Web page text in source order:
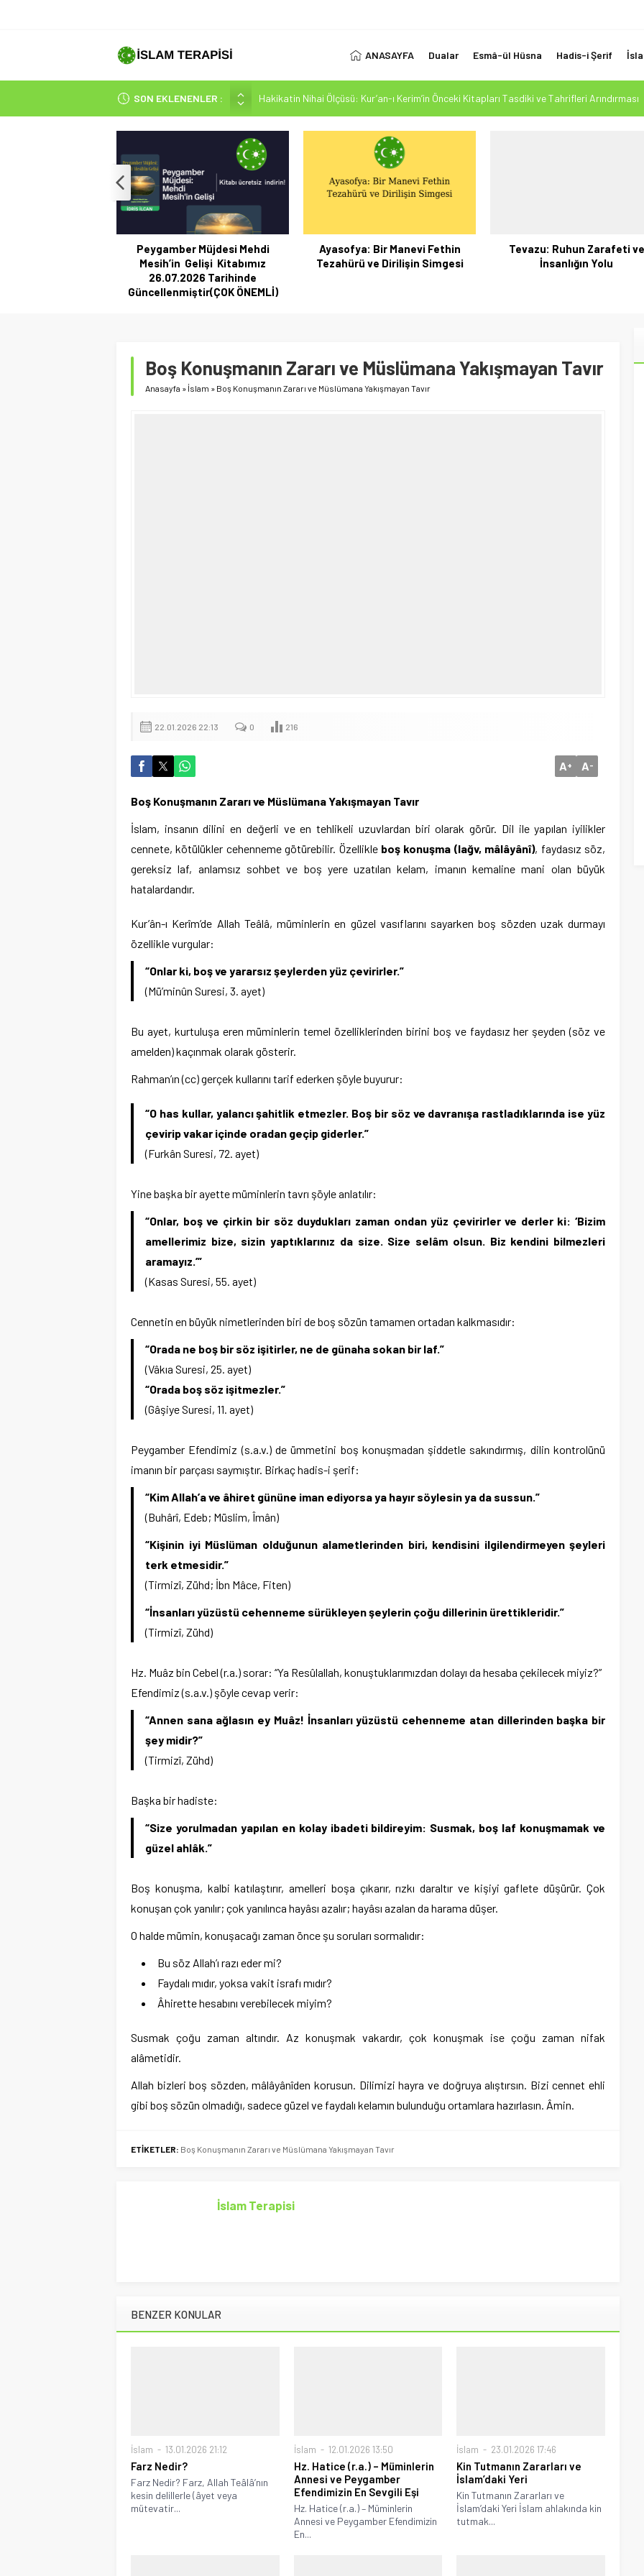
ANASAYFA Dualar Esmâ-ül Hüsna Hadis-i Şerif
SON EKLENENLER :
Peygamber Müjdesi Mehdi Mesih’in Gelişi Kitabımız 26.07.2026 Tarihinde
İsrâ Sûresi(17) 1. Ayet’in 7 Dilde Yazılışı
SAKIN ÇOĞUNLUK SİZİ ALDATMASIN
Sayının Değil, İmanın Gücü: Azın Çokluğa Üstünlüğü
Peygamber Müjdesi Mehdi
Mesih’in Gelişi Kitabımız
26.07.2026 Tarihinde
Güncellenmiştir(ÇOK ÖNEMLİ)
Ayasofya: Bir Manevi Fethin
Tezahürü ve Dirilişin Simgesi
Tevazu: Ruhun Zarafeti ve
İnsanlığın Yolu
Boş Konuşmanın Zararı ve Müslümana Yakışmayan Tavır
Anasayfa » İslam » Boş Konuşmanın Zararı ve Müslümana Yakışmayan Tavır
22.01.2026 22:13 0 216
A+ A-
Boş Konuşmanın Zararı ve Müslümana Yakışmayan Tavır
İslam, insanın dilini en değerli ve en tehlikeli uzuvlardan biri olarak görür. Dil ile yapılan iyilikler
cennete, kötülükler cehenneme götürebilir. Özellikle boş konuşma (lağv, mâlâyânî), faydasız söz,
gereksiz laf, anlamsız sohbet ve boş yere uzatılan kelam, imanın kemaline mani olan büyük
hatalardandır.
Kur’ân-ı Kerîm’de Allah Teâlâ, müminlerin en güzel vasıflarını sayarken boş sözden uzak durmayı
özellikle vurgular:
“Onlar ki, boş ve yararsız şeylerden yüz çevirirler.”
(Mü’minûn Suresi, 3. ayet)
Bu ayet, kurtuluşa eren müminlerin temel özelliklerinden birini boş ve faydasız her şeyden (söz ve
amelden) kaçınmak olarak gösterir.
Rahman’ın (cc) gerçek kullarını tarif ederken şöyle buyurur:
“O has kullar, yalancı şahitlik etmezler. Boş bir söz ve davranışa rastladıklarında ise yüz
çevirip vakar içinde oradan geçip giderler.”
(Furkân Suresi, 72. ayet)
Yine başka bir ayette müminlerin tavrı şöyle anlatılır:
“Onlar, boş ve çirkin bir söz duydukları zaman ondan yüz çevirirler ve derler ki: ‘Bizim
amellerimiz bize, sizin yaptıklarınız da size. Size selâm olsun. Biz kendini bilmezleri
aramayız.’”
(Kasas Suresi, 55. ayet)
Cennetin en büyük nimetlerinden biri de boş sözün tamamen ortadan kalkmasıdır:
“Orada ne boş bir söz işitirler, ne de günaha sokan bir laf.”
(Vâkıa Suresi, 25. ayet)
“Orada boş söz işitmezler.”
(Gâşiye Suresi, 11. ayet)
Peygamber Efendimiz (s.a.v.) de ümmetini boş konuşmadan şiddetle sakındırmış, dilin kontrolünü
imanın bir parçası saymıştır. Birkaç hadis-i şerif:
“Kim Allah’a ve âhiret gününe iman ediyorsa ya hayır söylesin ya da sussun.”
(Buhârî, Edeb; Müslim, Îmân)
“Kişinin iyi Müslüman olduğunun alametlerinden biri, kendisini ilgilendirmeyen şeyleri
terk etmesidir.”
(Tirmizî, Zühd; İbn Mâce, Fiten)
“İnsanları yüzüstü cehenneme sürükleyen şeylerin çoğu dillerinin ürettikleridir.”
(Tirmizî, Zühd)
Hz. Muâz bin Cebel (r.a.) sorar: “Ya Resûlallah, konuştuklarımızdan dolayı da hesaba çekilecek miyiz?”
Efendimiz (s.a.v.) şöyle cevap verir:
“Annen sana ağlasın ey Muâz! İnsanları yüzüstü cehenneme atan dillerinden başka bir
şey midir?”
(Tirmizî, Zühd)
Başka bir hadiste:
“Size yorulmadan yapılan en kolay ibadeti bildireyim: Susmak, boş laf konuşmamak ve
güzel ahlâk.”
Boş konuşma, kalbi katılaştırır, amelleri boşa çıkarır, rızkı daraltır ve kişiyi gaflete düşürür. Çok
konuşan çok yanılır; çok yanılınca hayâsı azalır; hayâsı azalan da harama düşer.
O halde mümin, konuşacağı zaman önce şu soruları sormalıdır:
Bu söz Allah’ı razı eder mi?
Faydalı mıdır, yoksa vakit israfı mıdır?
Âhirette hesabını verebilecek miyim?
Susmak çoğu zaman altındır. Az konuşmak vakardır, çok konuşmak ise çoğu zaman nifak
alâmetidir.
Allah bizleri boş sözden, mâlâyânîden korusun. Dilimizi hayra ve doğruya alıştırsın. Bizi cennet ehli
gibi boş sözün olmadığı, sadece güzel ve faydalı kelamın bulunduğu ortamlara hazırlasın. Âmin.
ETİKETLER: Boş Konuşmanın Zararı ve Müslümana Yakışmayan Tavır
İslam Terapisi
BENZER KONULAR
İslam 13.01.2026 21:12
Farz Nedir?
Farz Nedir? Farz, Allah Teâlâ’nın
kesin delillerle (âyet veya
mütevatir...
İslam 12.01.2026 13:50
Hz. Hatice (r.a.) – Müminlerin
Annesi ve Peygamber
Efendimizin En Sevgili Eşi
Hz. Hatice (r.a.) – Müminlerin
Annesi ve Peygamber Efendimizin
En...
İslam 23.01.2026 17:46
Kin Tutmanın Zararları ve
İslam’daki Yeri
Kin Tutmanın Zararları ve
İslam’daki Yeri İslam ahlakında kin
tutmak...